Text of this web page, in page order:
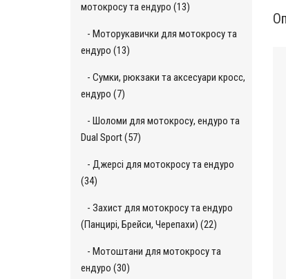
мотокросу та ендуро (13)
- Моторукавички для мотокросу та
ендуро (13)
- Сумки, рюкзаки та аксесуари кросс,
ендуро (7)
- Шоломи для мотокросу, ендуро та
Dual Sport (57)
- Джерсі для мотокросу та ендуро
(34)
- Захист для мотокросу та ендуро
(Панцирі, Брейси, Черепахи) (22)
- Мотоштани для мотокросу та
ендуро (30)